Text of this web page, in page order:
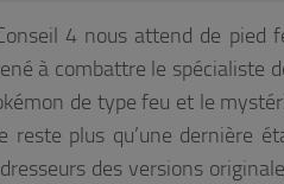
4 nous attend de pied
à combattre le spécialiste
de type feu et le
plus qu’une dernière
des versions